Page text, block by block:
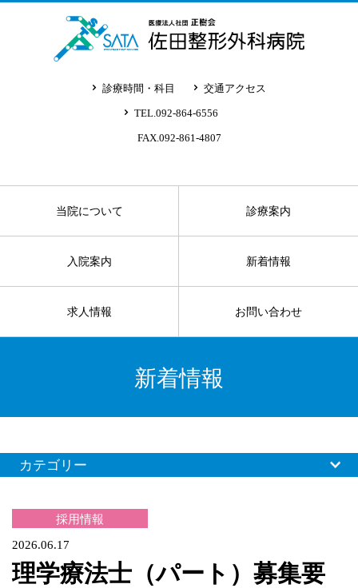
診療時間・科目 交通アクセス
TEL.092-864-6556
FAX.092-861-4807
当院について 診療案内
入院案内 新着情報
求人情報 お問い合わせ
新着情報
カテゴリー
採用情報
2026.06.17
理学療法士（パート）募集要